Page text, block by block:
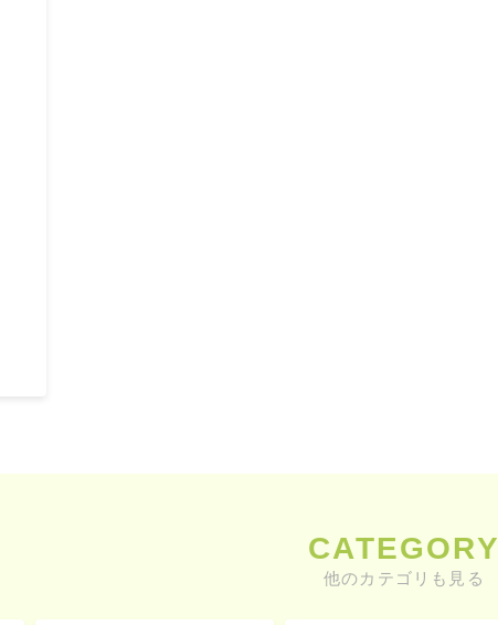
CATEGORY
他のカテゴリも見る